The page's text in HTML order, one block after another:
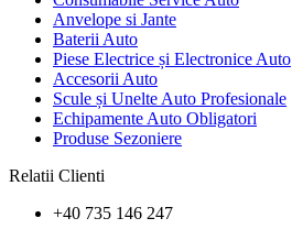
Anvelope si Jante
Baterii Auto
Piese Electrice și Electronice Auto
Accesorii Auto
Scule și Unelte Auto Profesionale
Echipamente Auto Obligatori
Produse Sezoniere
Relatii Clienti
+40 735 146 247